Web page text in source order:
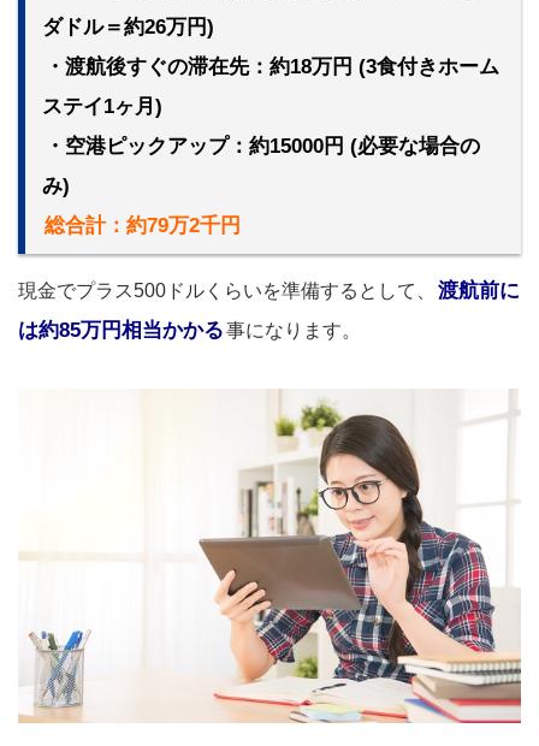
ダドル＝約26万円)
・渡航後すぐの滞在先：約18万円 (3食付きホーム
ステイ1ヶ月)
・空港ピックアップ：約15000円 (必要な場合の
み)
総合計：約79万2千円
現金でプラス500ドルくらいを準備するとして、
渡航前に
は約85万円相当かかる事になります。